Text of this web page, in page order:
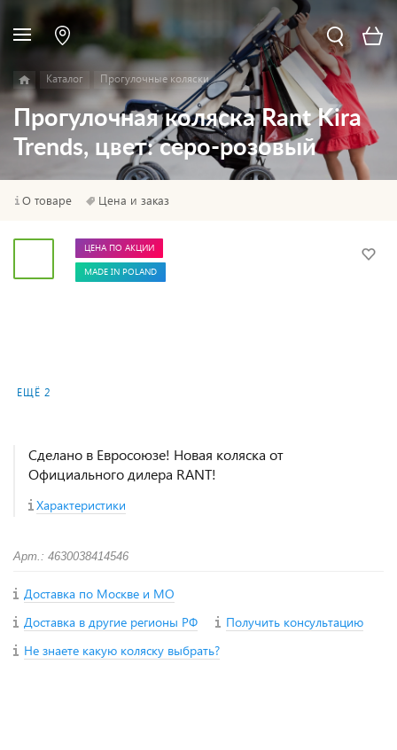
Каталог Прогулочные коляски
Прогулочная коляска Rant Kira
Trends, цвет: серо-розовый
О товаре Цена и заказ
ЕЩЁ 2
ЦЕНА ПО АКЦИИ
MADE IN POLAND
Сделано в Евросоюзе! Новая коляска от
Официального дилера RANT!
Характеристики
Арт.: 4630038414546
Доставка по Москве и МО
Доставка в другие регионы РФ
Получить консультацию
Не знаете какую коляску выбрать?